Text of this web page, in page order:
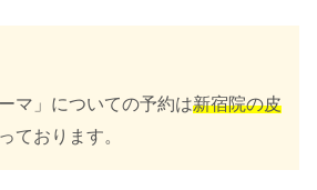
マ」についての予約は新宿院の皮
ております。